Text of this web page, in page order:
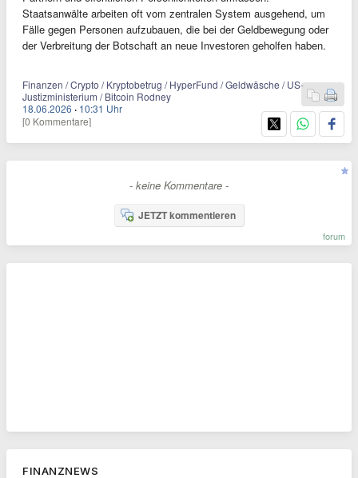
Staatsanwälte arbeiten oft vom zentralen System ausgehend, um
Fälle gegen Personen aufzubauen, die bei der Geldbewegung oder
der Verbreitung der Botschaft an neue Investoren geholfen haben.
Finanzen / Crypto / Kryptobetrug / HyperFund / Geldwäsche / US-
Justizministerium / Bitcoin Rodney
18.06.2026 · 10:31 Uhr
[0 Kommentare]
- keine Kommentare -
JETZT kommentieren
forum
FINANZNEWS